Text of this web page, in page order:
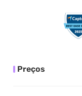
Preços